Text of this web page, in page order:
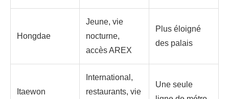
Hongdae
Jeune, vie
nocturne,
accès AREX
Plus éloigné
des palais
Itaewon
International,
restaurants, vie
Une seule